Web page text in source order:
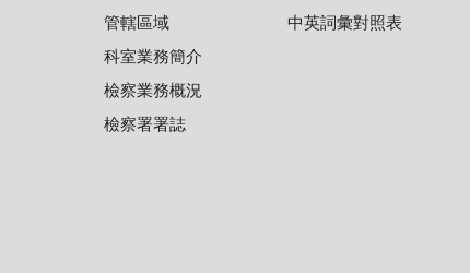
管轄區域
科室業務簡介
檢察業務概況
檢察署署誌
中英詞彙對照表